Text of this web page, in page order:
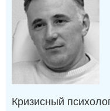
Кризисный